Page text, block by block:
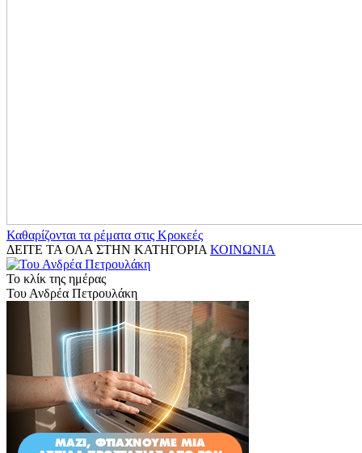
Καθαρίζονται τα ρέματα στις Κροκεές
ΔΕΙΤΕ ΤΑ ΟΛΑ ΣΤΗΝ ΚΑΤΗΓΟΡΙΑ ΚΟΙΝΩΝΙΑ
Το κλίκ της ημέρας
Του Ανδρέα Πετρουλάκη